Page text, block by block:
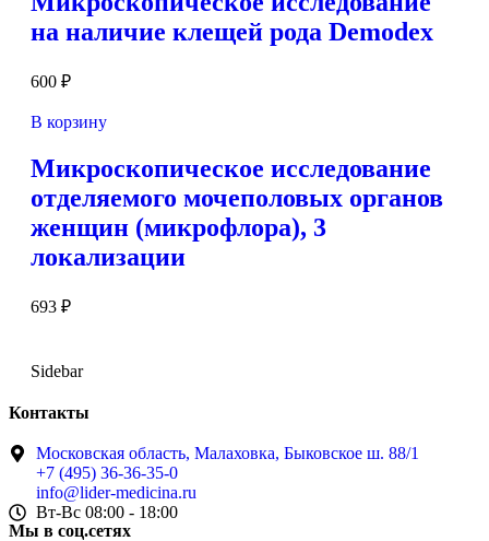
на наличие клещей рода Demodex
600 ₽
В корзину
Микроскопическое исследование
отделяемого мочеполовых органов
женщин (микрофлора), 3
локализации
693 ₽
Sidebar
Контакты
Московская область, Малаховка, Быковское ш. 88/1
+7 (495) 36-36-35-0
info@lider-medicina.ru
Вт-Вс 08:00 - 18:00
Мы в соц.сетях